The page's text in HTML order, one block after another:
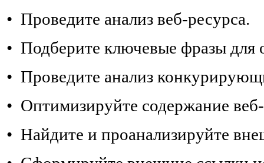
• Проведите анализ веб-ресурса.
• Подберите ключевые фразы для
• Проведите анализ
• Оптимизируйте содержание
• Найдите и проанализируйте